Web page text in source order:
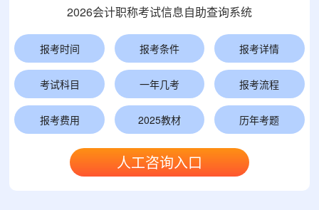
2026会计职称考试信息自助查询系统
报考时间 报考条件 报考详情
考试科目 一年几考 报考流程
报考费用 2025教材 历年考题
人工咨询入口